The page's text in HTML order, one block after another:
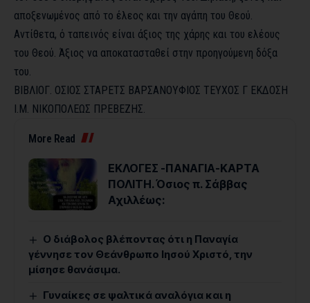
αποξενωμένος από το έλεος και την αγάπη του Θεού.
Αντίθετα, ό ταπεινός είναι άξιος της χάρης και του ελέους
του Θεού. Άξιος να αποκατασταθεί στην προηγούμενη δόξα
του.
ΒΙΒΛΙΟΓ. ΟΣΙΟΣ ΣΤΑΡΕΤΣ ΒΑΡΣΑΝΟΥΦΙΟΣ ΤΕΥΧΟΣ Γ ΕΚΔΟΣΗ
Ι.Μ. ΝΙΚΟΠΟΛΕΩΣ ΠΡΕΒΕΖΗΣ.
More Read
ΕΚΛΟΓΕΣ -ΠΑΝΑΓΙΑ-ΚΑΡΤΑ
ΠΟΛΙΤΗ. Όσιος π. Σάββας
Αχιλλέως:
Ο διάβολος βλέποντας ότι η Παναγία
γέννησε τον Θεάνθρωπο Ιησού Χριστό, την
μίσησε θανάσιμα.
Γυναίκες σε ψαλτικά αναλόγια και η